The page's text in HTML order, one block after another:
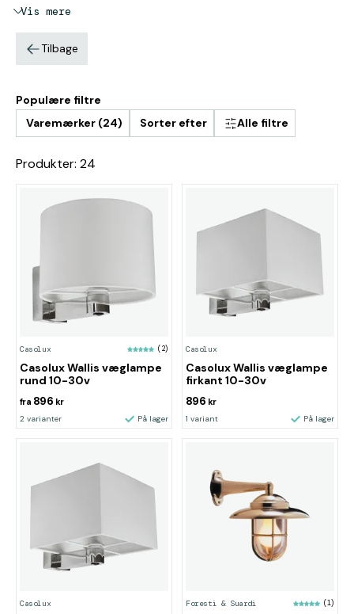
Vis mere
Tilbage
Populære filtre
Varemærker (24)
Sorter efter Alle filtre
Produkter: 24
Casolux (2)
Casolux Wallis væglampe
rund 10-30v
fra 896 kr
2 varianter På lager
Casolux
Casolux Wallis væglampe
firkant 10-30v
896 kr
1 variant På lager
Casolux Foresti & Suardi (1)